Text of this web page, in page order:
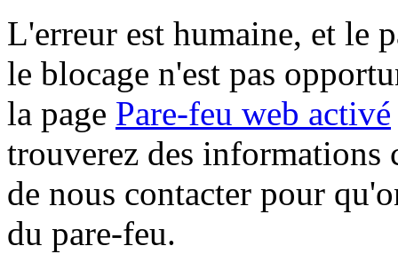
L'erreur est humaine, et le
le blocage n'est pas
la page Pare-feu web activé
trouverez des informations
de nous contacter pour
du pare-feu.